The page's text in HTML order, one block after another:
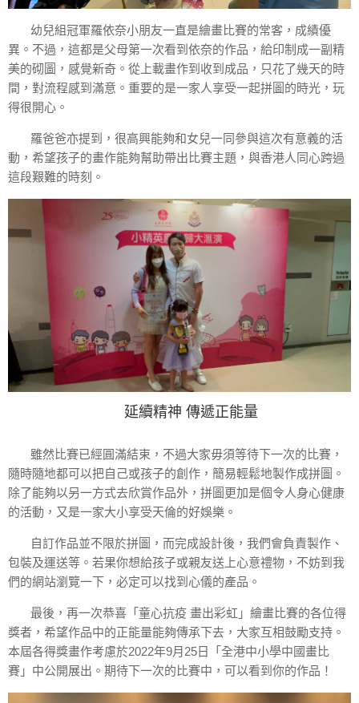
幼兒組冠軍羅依奈小朋友一直是繪畫比賽的常客，成績優
異。不過，這都是父母第一次看到依奈的作品，給印制成一副精
美的砌圖，感覺新奇。從上載畫作到收到成品，只花了幾天的時
間，對流程感到滿意。重要的是一家人享受一起拼圖的時光，玩
得很開心。
羅爸爸亦提到，很高興能夠和女兒一同參與這次有意義的活
動，希望孩子的畫作能夠幫助帶出比賽主題，與香港人同心跨過
這段艱難的時刻。
延續精神 傳遞正能量
雖然比賽已經圓滿結束，不過大家毋須等待下一次的比賽，
隨時隨地都可以把自己或孩子的創作，簡易輕鬆地製作成拼圖。
除了能夠以另一方式去欣賞作品外，拼圖更加是個令人身心健康
的活動，又是一家大小享受天倫的好娛樂。
自訂作品並不限於拼圖，而完成設計後，我們會負責製作、
包裝及運送等。若果你想給孩子或親友送上心意禮物，不妨到我
們的網站瀏覽一下，必定可以找到心儀的產品。
最後，再一次恭喜「童心抗疫 畫出彩虹」繪畫比賽的各位得
獎者，希望作品中的正能量能夠傳承下去，大家互相鼓勵支持。
本屆各得獎畫作考慮於2022年9月25日「全港中小學中國畫比
賽」中公開展出。期待下一次的比賽中，可以看到你的作品！